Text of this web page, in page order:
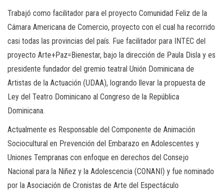
Trabajó como facilitador para el proyecto Comunidad Feliz de la
Cámara Americana de Comercio, proyecto con el cual ha recorrido
casi todas las provincias del país. Fue facilitador para INTEC del
proyecto Arte+Paz=Bienestar, bajo la dirección de Paula Disla y es
presidente fundador del gremio teatral Unión Dominicana de
Artistas de la Actuación (UDAA), logrando llevar la propuesta de
Ley del Teatro Dominicano al Congreso de la República
Dominicana.
Actualmente es Responsable del Componente de Animación
Sociocultural en Prevención del Embarazo en Adolescentes y
Uniones Tempranas con enfoque en derechos del Consejo
Nacional para la Niñez y la Adolescencia (CONANI) y fue nominado
por la Asociación de Cronistas de Arte del Espectáculo